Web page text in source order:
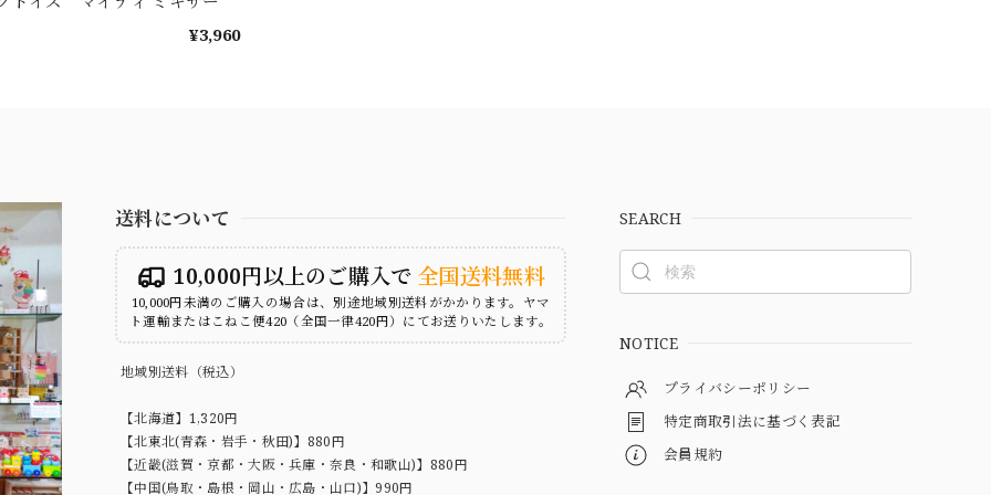
¥3,960
送料について
10,000円以上のご購入で 全国送料無料
10,000円未満のご購入の場合は、別途地域別送料がかかります。ヤマ
ト運輸またはこねこ便420（全国一律420円）にてお送りいたします。
地域別送料（税込）
【北海道】1,320円
【北東北(青森・岩手・秋田)】880円
【近畿(滋賀・京都・大阪・兵庫・奈良・和歌山)】880円
【中国(鳥取・島根・岡山・広島・山口)】990円
SEARCH
NOTICE
プライバシーポリシー
特定商取引法に基づく表記
会員規約